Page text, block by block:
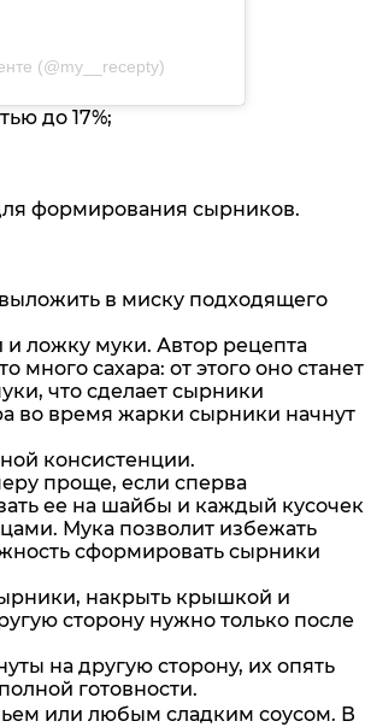
(@my__recepty)
до 17%;
формирования сырников.
в миску подходящего
и ложку муки. Автор рецепта
много сахара: от этого оно станет
что сделает сырники
во время жарки сырники начнут
консистенции.
проще, если сперва
ее на шайбы и каждый кусочек
Мука позволит избежать
сформировать сырники
накрыть крышкой и
сторону нужно только после
на другую сторону, их опять
готовности.
или любым сладким соусом. В